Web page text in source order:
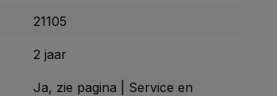
21105
2 jaar
Ja, zie pagina | Service en